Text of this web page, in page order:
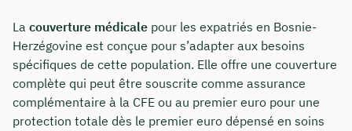
La couverture médicale pour les expatriés en Bosnie-
Herzégovine est conçue pour s’adapter aux besoins
spécifiques de cette population. Elle offre une couverture
complète qui peut être souscrite comme assurance
complémentaire à la CFE ou au premier euro pour une
protection totale dès le premier euro dépensé en soins